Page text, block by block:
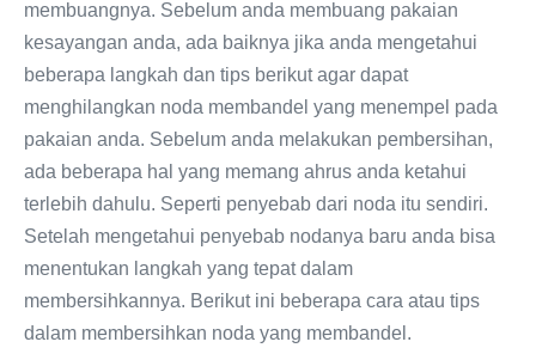
membuangnya. Sebelum anda membuang pakaian
kesayangan anda, ada baiknya jika anda mengetahui
beberapa langkah dan tips berikut agar dapat
menghilangkan noda membandel yang menempel pada
pakaian anda. Sebelum anda melakukan pembersihan,
ada beberapa hal yang memang ahrus anda ketahui
terlebih dahulu. Seperti penyebab dari noda itu sendiri.
Setelah mengetahui penyebab nodanya baru anda bisa
menentukan langkah yang tepat dalam
membersihkannya. Berikut ini beberapa cara atau tips
dalam membersihkan noda yang membandel.